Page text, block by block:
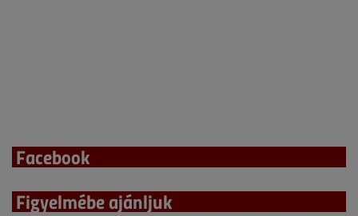
Facebook
Figyelmébe ajánljuk